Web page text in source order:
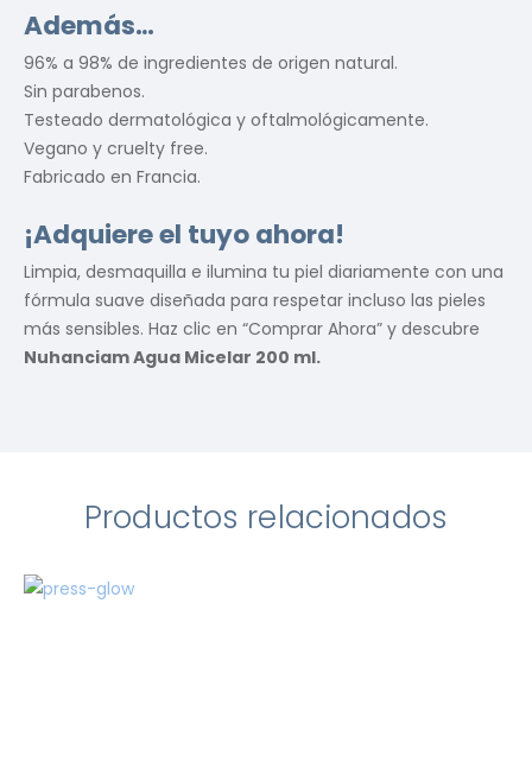
Además…
96% a 98% de ingredientes de origen natural.
Sin parabenos.
Testeado dermatológica y oftalmológicamente.
Vegano y cruelty free.
Fabricado en Francia.
¡Adquiere el tuyo ahora!
Limpia, desmaquilla e ilumina tu piel diariamente con una
fórmula suave diseñada para respetar incluso las pieles
más sensibles. Haz clic en “Comprar Ahora” y descubre
Nuhanciam Agua Micelar 200 ml.
Productos relacionados